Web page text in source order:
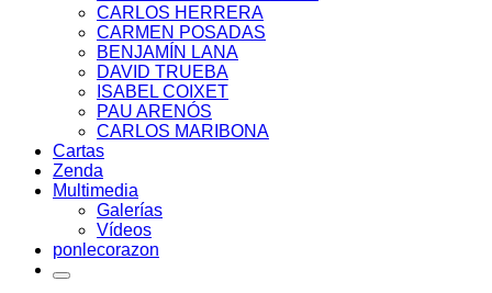
CARLOS HERRERA
CARMEN POSADAS
BENJAMÍN LANA
DAVID TRUEBA
ISABEL COIXET
PAU ARENÓS
CARLOS MARIBONA
Cartas
Zenda
Multimedia
Galerías
Vídeos
ponlecorazon